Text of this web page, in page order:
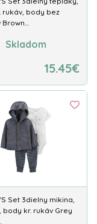
rukáv, body bez
Brown…
Skladom
15.45€
Set 3dielny mikina,
body kr. rukáv Grey